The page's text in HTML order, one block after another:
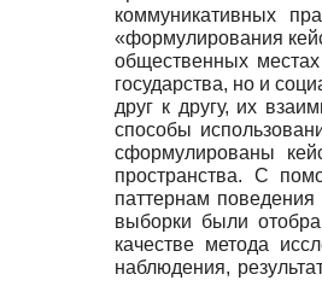
коммуникативных
«формулирования
общественных
государства, но и
друг к другу, их
способы
сформулированы
пространства. С
паттернам
выборки были
качестве метода
наблюдения,